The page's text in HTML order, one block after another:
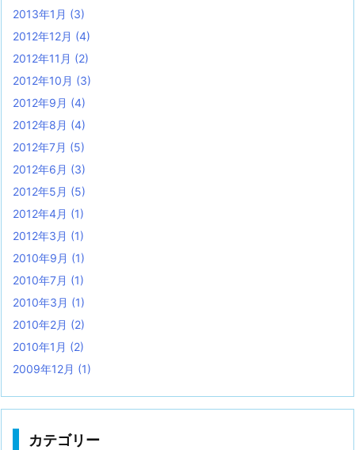
2013年1月 (3)
2012年12月 (4)
2012年11月 (2)
2012年10月 (3)
2012年9月 (4)
2012年8月 (4)
2012年7月 (5)
2012年6月 (3)
2012年5月 (5)
2012年4月 (1)
2012年3月 (1)
2010年9月 (1)
2010年7月 (1)
2010年3月 (1)
2010年2月 (2)
2010年1月 (2)
2009年12月 (1)
カテゴリー